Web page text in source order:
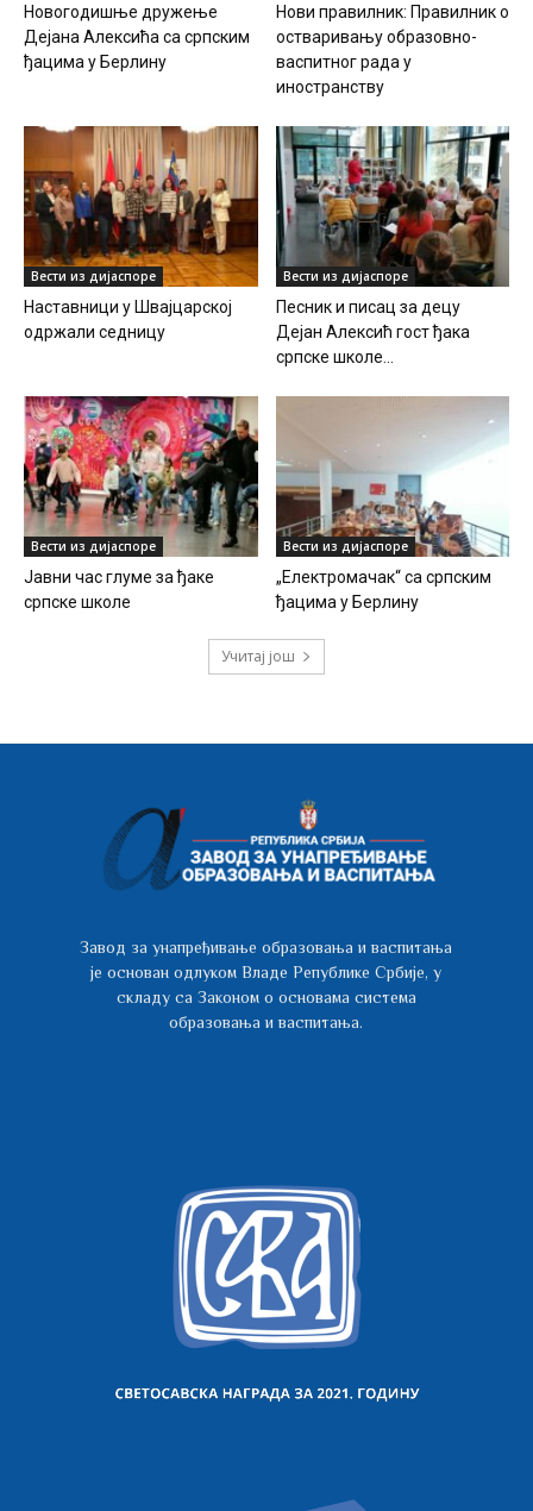
Новогодишње дружење
Дејана Алексића са српским
ђацима у Берлину
Нови правилник: Правилник о
остваривању образовно-
васпитног рада у
иностранству
Вести из дијаспоре
Наставници у Швајцарској
одржали седницу
Вести из дијаспоре
Песник и писац за децу
Дејан Алексић гост ђака
српске школе...
Вести из дијаспоре
Јавни час глуме за ђаке
српске школе
Вести из дијаспоре
„Електромачак“ са српским
ђацима у Берлину
Учитај још
Завод за унапређивање образовања и васпитања
је основан одлуком Владе Републике Србије, у
складу са Законом о основама система
образовања и васпитања.